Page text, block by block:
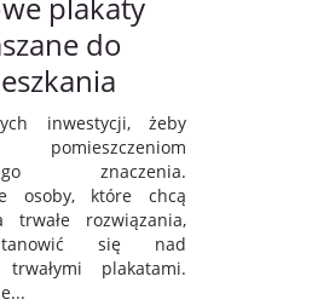
do
inwestycji, żeby
znaczenia.
osoby, które chcą
trwałe rozwiązania,
się nad
trwałymi plakatami.